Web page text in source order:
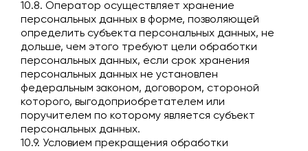
10.8. Оператор осуществляет хранение
персональных данных в форме, позволяющей
определить субъекта персональных данных, не
дольше, чем этого требуют цели обработки
персональных данных, если срок хранения
персональных данных не установлен
федеральным законом, договором, стороной
которого, выгодоприобретателем или
поручителем по которому является субъект
персональных данных.
10.9. Условием прекращения обработки